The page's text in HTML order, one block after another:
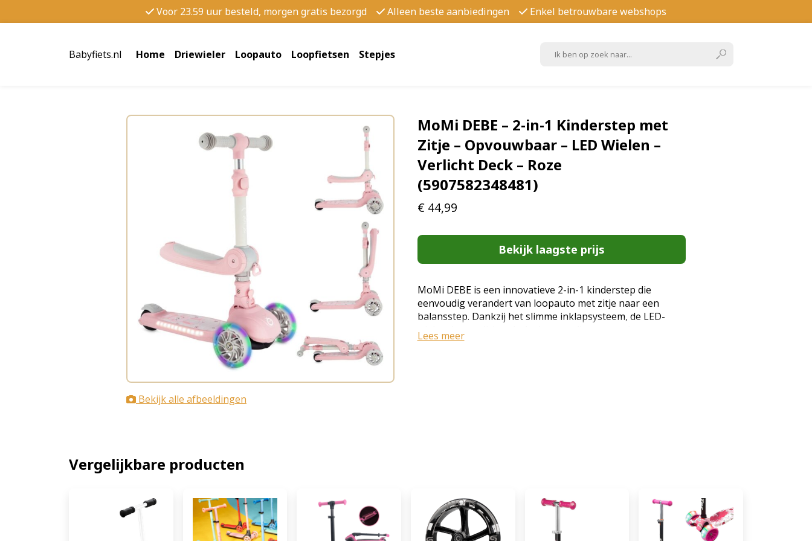
Voor 23.59 uur besteld, morgen gratis bezorgd Alleen beste aanbiedingen Enkel betrouwbare webshops
Babyfiets.nl Home Driewieler Loopauto Loopfietsen Stepjes
Bekijk alle afbeeldingen
MoMi DEBE – 2-in-1 Kinderstep met
Zitje – Opvouwbaar – LED Wielen –
Verlicht Deck – Roze
(5907582348481)
€ 44,99
Bekijk laagste prijs
MoMi DEBE is een innovatieve 2-in-1 kinderstep die
eenvoudig verandert van loopauto met zitje naar een
balansstep. Dankzij het slimme inklapsysteem, de LED-
wielen, het verlichte deck, de verstelbare stuurhoogte en
het comfortabele zitje groeit de step mee met je kind en
groeit mee met je kind. Jonge kinderen gebruiken hem als
loopauto met zitje, waarna hij eenvoudig kan worden
omgebouwd tot een balansstep zonder gereedschap. De
Lees meer
Vergelijkbare producten